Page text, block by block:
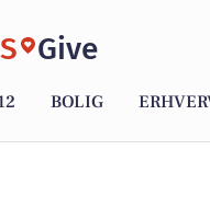
Give
BOLIG